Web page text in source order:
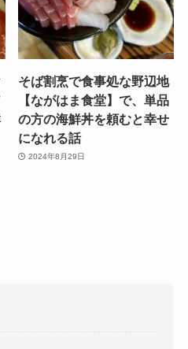
そば割烹で食事処な野辺地
【ながはま食堂】で、単品
の方の海鮮丼を頼むと幸せ
になれる話
2024年8月29日